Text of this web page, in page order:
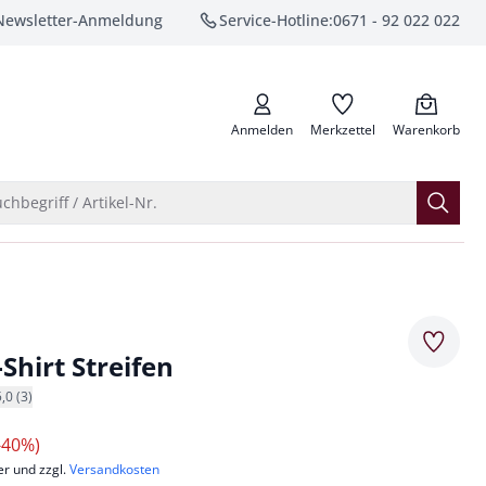
Anmeldung Service-Hotline:0671 - 92 022 022
anrufen
Anmelden Merkzettel Warenkorb
/ Artikel-Nr.
Streifen
(3)
und zzgl.Versandkosten